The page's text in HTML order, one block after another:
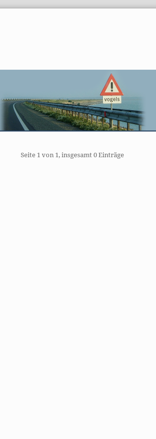
Seite 1 von 1, insgesamt 0 Einträge